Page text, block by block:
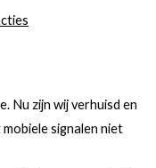
Nu zijn wij verhuisd en
signalen niet